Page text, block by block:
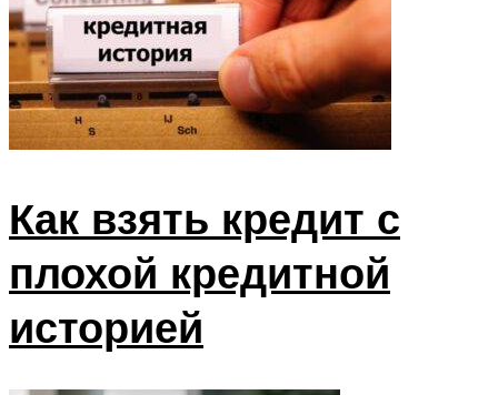
Как взять кредит с
плохой кредитной
историей